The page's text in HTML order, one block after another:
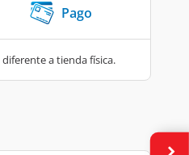
Pago
a tienda física.